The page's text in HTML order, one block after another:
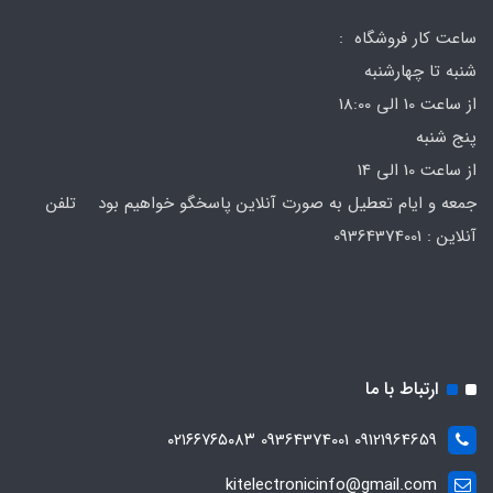
ساعت کار فروشگاه :
شنبه تا چهارشنبه
از ساعت 10 الی 18:00
پنج شنبه
از ساعت 10 الی 14
جمعه و ایام تعطیل به صورت آنلاین پاسخگو خواهیم بود تلفن
ارتباط با ما
09121964659 09364374001 ۰۲۱۶۶۷۶۵۰۸۳
kitelectronicinfo@gmail.com